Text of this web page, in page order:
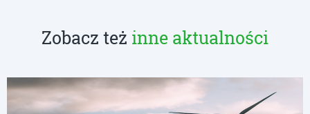
Zobacz też inne aktualności